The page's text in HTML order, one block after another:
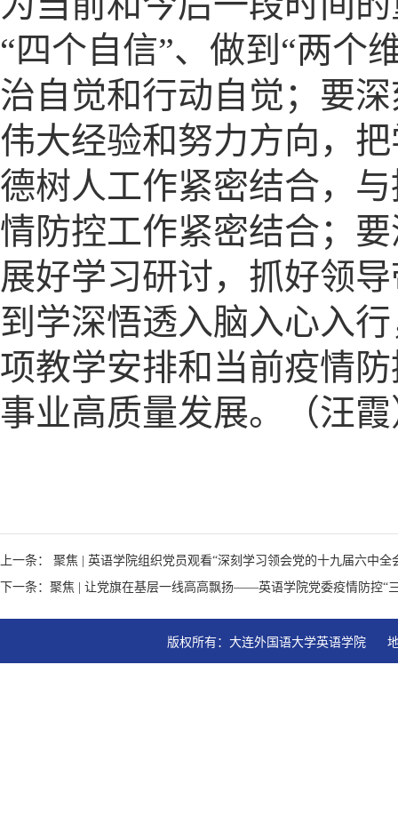
“四个自信”、做到“两个
治自觉和行动自觉；要
伟大经验和努力方向，
德树人工作紧密结合，
情防控工作紧密结合；
展好学习研讨，抓好领
到学深悟透入脑入心入
项教学安排和当前疫情
事业高质量发展。（汪
上一条： 聚焦 | 英语学院组织党员观看“深刻学习领会党的十九届六中全
下一条：聚焦 | 让党旗在基层一线高高飘扬——英语学院党委疫情防控“
版权所有：大连外国语大学英语学院